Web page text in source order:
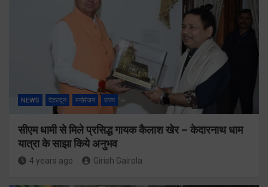
NEWS देहरादून मनोरंजन राज्य
सीएम धामी से मिले प्रसिद्ध गायक कैलाश खेर – केदारनाथ धाम
यात्रा के साझा किये अनुभव
4 years ago Girish Gairola